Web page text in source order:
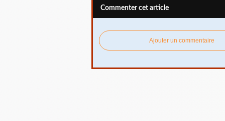
Commenter cet article
Ajouter un commentaire